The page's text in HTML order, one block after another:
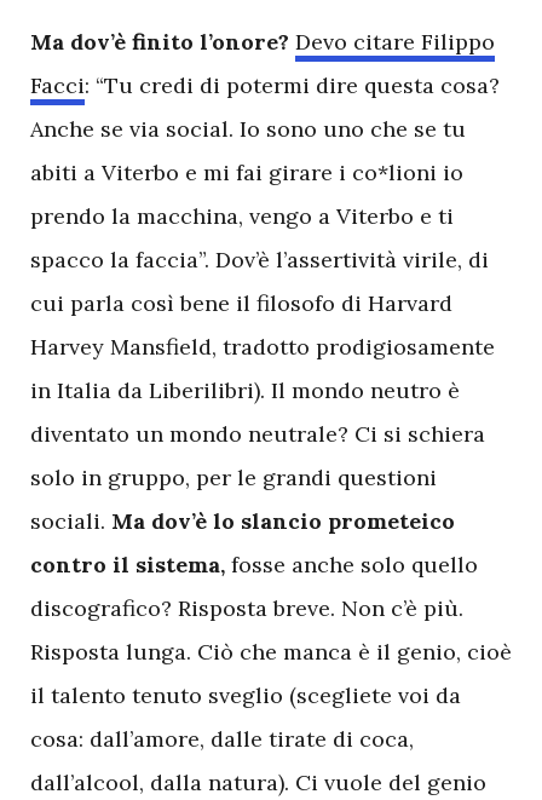
Ma dov’è finito l’onore? Devo citare Filippo
Facci: “Tu credi di potermi dire questa cosa?
Anche se via social. Io sono uno che se tu
abiti a Viterbo e mi fai girare i co*lioni io
prendo la macchina, vengo a Viterbo e ti
spacco la faccia”. Dov’è l’assertività virile, di
cui parla così bene il filosofo di Harvard
Harvey Mansfield, tradotto prodigiosamente
in Italia da Liberilibri). Il mondo neutro è
diventato un mondo neutrale? Ci si schiera
solo in gruppo, per le grandi questioni
sociali. Ma dov’è lo slancio prometeico
contro il sistema, fosse anche solo quello
discografico? Risposta breve. Non c’è più.
Risposta lunga. Ciò che manca è il genio, cioè
il talento tenuto sveglio (scegliete voi da
cosa: dall’amore, dalle tirate di coca,
dall’alcool, dalla natura). Ci vuole del genio